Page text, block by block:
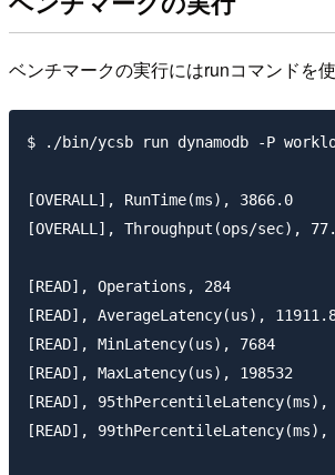
ベンチマークの実行にはrunコマンドを使
$ ./bin/ycsb run dynamodb -P
[OVERALL], RunTime(ms), 3866.0
[OVERALL], Throughput(ops/sec),
[READ], Operations, 284
[READ], AverageLatency(us),
[READ], MinLatency(us), 7684
[READ], MaxLatency(us), 198532
[READ], 95thPercentileLatency(ms),
[READ], 99thPercentileLatency(ms),